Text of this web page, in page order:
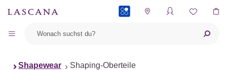
Shapewear Shaping-Oberteile